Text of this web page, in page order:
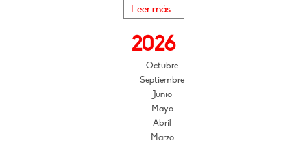
Leer más...
2026
Octubre
Septiembre
Junio
Mayo
Abril
Marzo